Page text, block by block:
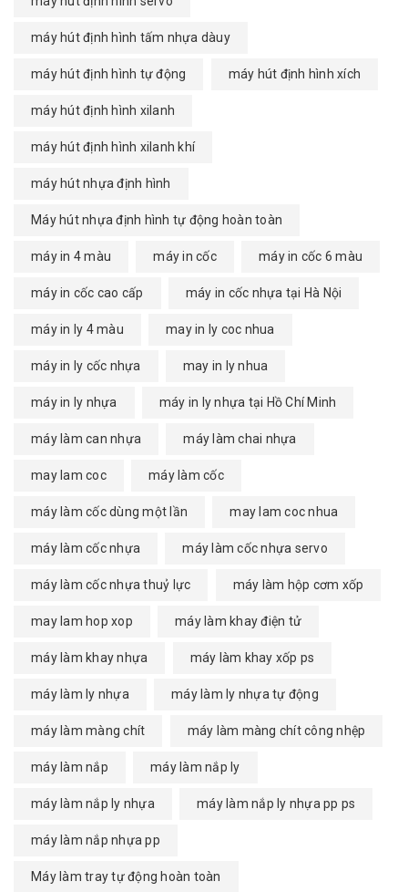
máy hút định hình tấm nhựa dàuy
máy hút định hình tự động máy hút định hình xích
máy hút định hình xilanh
máy hút định hình xilanh khí
máy hút nhựa định hình
Máy hút nhựa định hình tự động hoàn toàn
máy in 4 màu máy in cốc máy in cốc 6 màu
máy in cốc cao cấp máy in cốc nhựa tại Hà Nội
máy in ly 4 màu may in ly coc nhua
máy in ly cốc nhựa may in ly nhua
máy in ly nhựa máy in ly nhựa tại Hồ Chí Minh
máy làm can nhựa máy làm chai nhựa
may lam coc máy làm cốc
máy làm cốc dùng một lần may lam coc nhua
máy làm cốc nhựa máy làm cốc nhựa servo
máy làm cốc nhựa thuỷ lực máy làm hộp cơm xốp
may lam hop xop máy làm khay điện tử
máy làm khay nhựa máy làm khay xốp ps
máy làm ly nhựa máy làm ly nhựa tự động
máy làm màng chít máy làm màng chít công nhệp
máy làm nắp máy làm nắp ly
máy làm nắp ly nhựa máy làm nắp ly nhựa pp ps
máy làm nắp nhựa pp
Máy làm tray tự động hoàn toàn